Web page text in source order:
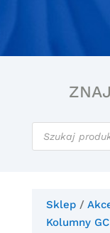
Wyszukiwarka
produktów
Sklep/
Kolumny GC